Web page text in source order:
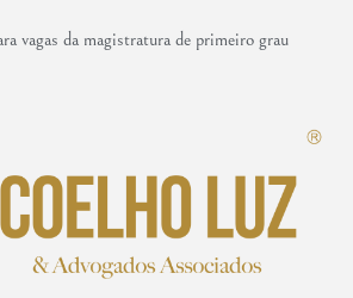
vagas da magistratura de primeiro grau